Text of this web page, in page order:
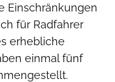
Einschränkungen
für Radfahrer
erhebliche
einmal fünf